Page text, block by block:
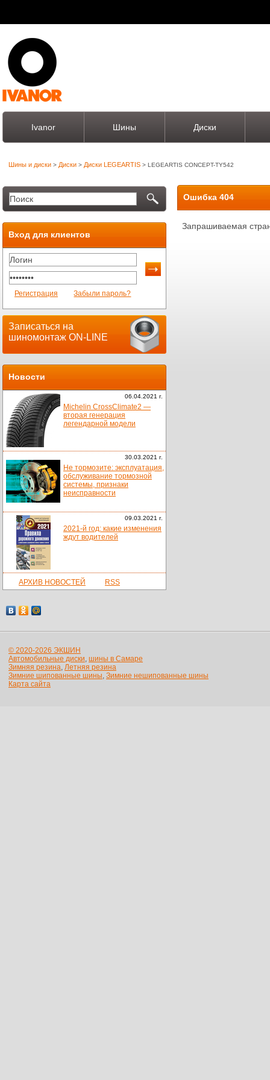
Ivanor Шины Диски
Шины и диски > Диски > Диски LEGEARTIS > LEGEARTIS CONCEPT-TY542
Вход для клиентов
Регистрация Забыли пароль?
Записаться на
шиномонтаж ON-LINE
Новости
06.04.2021 г.
Michelin CrossClimate2 —
вторая генерация
легендарной модели
30.03.2021 г.
Не тормозите: эксплуатация,
обслуживание тормозной
системы, признаки
неисправности
09.03.2021 г.
2021-й год: какие изменения
ждут водителей
АРХИВ НОВОСТЕЙ RSS
Ошибка 404
Запрашиваемая
© 2020-2026 ЭКШИН
Автомобильные диски, шины в Самаре
Зимняя резина, Летняя резина
Зимние шипованные шины, Зимние нешипованные шины
Карта сайта